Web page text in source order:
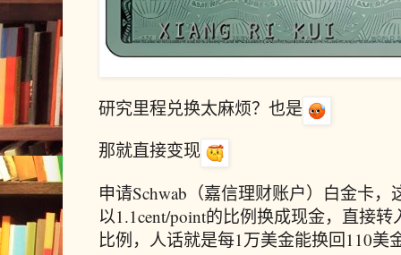
研究里程兑换太麻烦？也是
那就直接变现
申请Schwab（嘉信理财账户）白金卡
以1.1cent/point的比例换成现金，直接
比例，人话就是每1万美金能换回110美